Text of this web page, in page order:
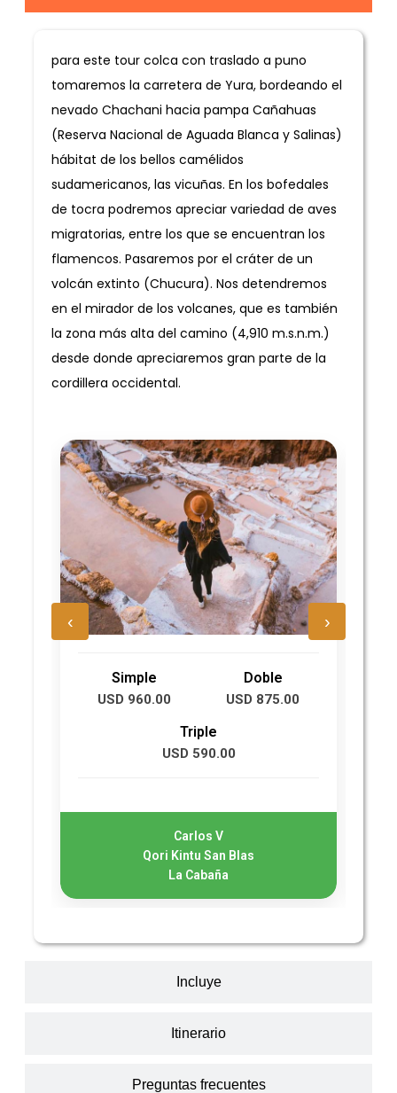
Incluye
Itinerario
Preguntas frecuentes
para este tour colca con traslado a puno
tomaremos la carretera de Yura, bordeando el
nevado Chachani hacia pampa Cañahuas
(Reserva Nacional de Aguada Blanca y Salinas)
hábitat de los bellos camélidos
sudamericanos, las vicuñas. En los bofedales
de tocra podremos apreciar variedad de aves
migratorias, entre los que se encuentran los
flamencos. Pasaremos por el cráter de un
volcán extinto (Chucura). Nos detendremos
en el mirador de los volcanes, que es también
la zona más alta del camino (4,910 m.s.n.m.)
desde donde apreciaremos gran parte de la
cordillera occidental.
‹
Simple
USD 960.00
Doble
USD 875.00
Triple
USD 590.00
Carlos V
Qori Kintu San Blas
La Cabaña
›